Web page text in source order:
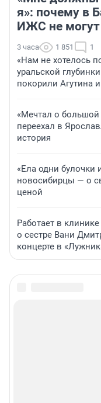
я»: почему в
ИЖС не
3 часа 1 851 1
«Нам не хотелось
уральской
покорили Агутина
«Мечтал о
переехал в
история
«Ела одни булочки
новосибирцы — о
ценой
Работает в
о сестре Вани
концерте в